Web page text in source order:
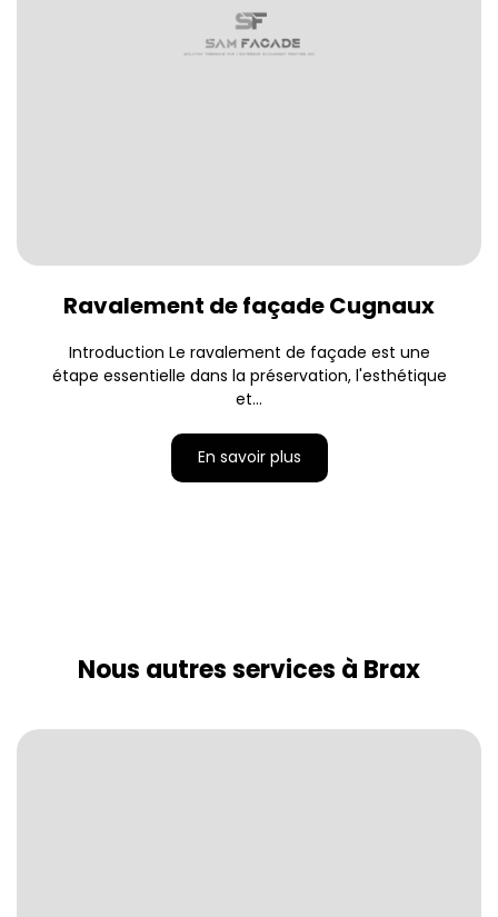
Ravalement de façade Cugnaux
Introduction Le ravalement de façade est une
étape essentielle dans la préservation, l'esthétique
et...
En savoir plus
Nous autres services à Brax